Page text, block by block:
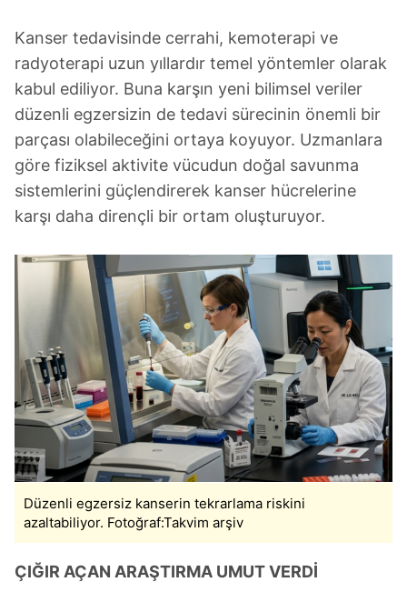
Kanser tedavisinde cerrahi, kemoterapi ve
radyoterapi uzun yıllardır temel yöntemler olarak
kabul ediliyor. Buna karşın yeni bilimsel veriler
düzenli egzersizin de tedavi sürecinin önemli bir
parçası olabileceğini ortaya koyuyor. Uzmanlara
göre fiziksel aktivite vücudun doğal savunma
sistemlerini güçlendirerek kanser hücrelerine
karşı daha dirençli bir ortam oluşturuyor.
Düzenli egzersiz kanserin tekrarlama riskini
azaltabiliyor. Fotoğraf:Takvim arşiv
ÇIĞIR AÇAN ARAŞTIRMA UMUT VERDİ